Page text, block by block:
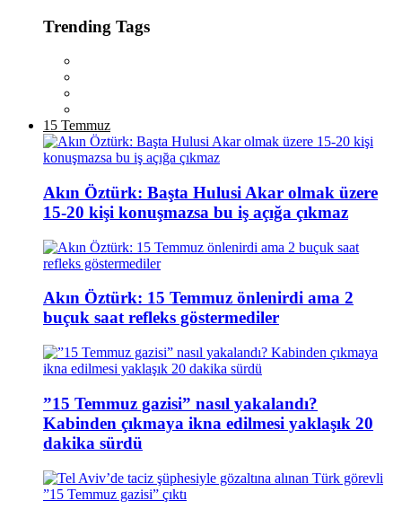
Trending Tags
15 Temmuz
Akın Öztürk: Başta Hulusi Akar olmak üzere
15-20 kişi konuşmazsa bu iş açığa çıkmaz
Akın Öztürk: 15 Temmuz önlenirdi ama 2
buçuk saat refleks göstermediler
”15 Temmuz gazisi” nasıl yakalandı?
Kabinden çıkmaya ikna edilmesi yaklaşık 20
dakika sürdü